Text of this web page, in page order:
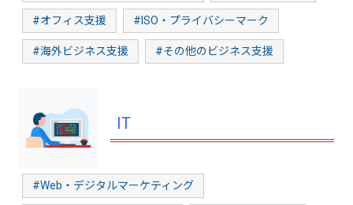
#オフィス支援 #ISO・プライバシーマーク
#海外ビジネス支援 #その他のビジネス支援
IT
#Web・デジタルマーケティング